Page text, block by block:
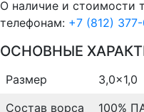
О наличие и стоимости
телефонам: +7 (812)
ОСНОВНЫЕ
Размер
3,0x1,0
Состав ворса
100%